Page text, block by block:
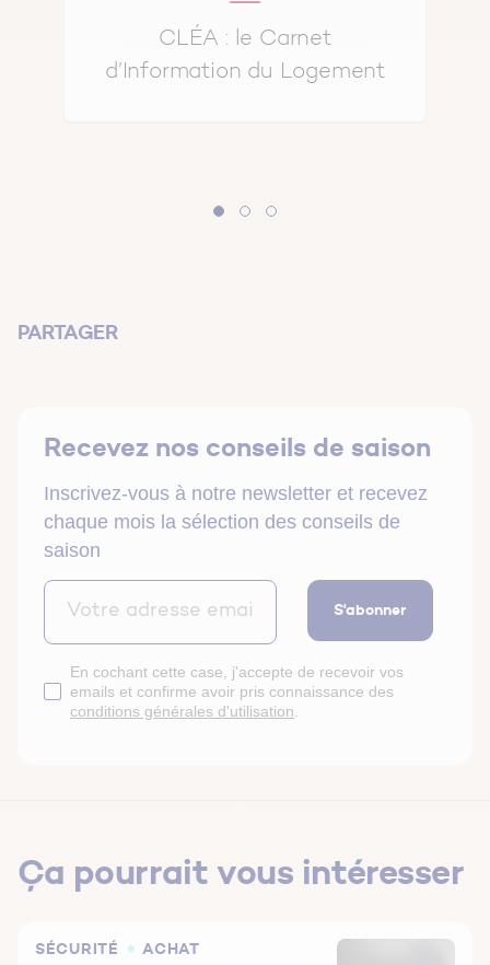
CLÉA : le Carnet
d’Information du Logement
PARTAGER
Recevez nos conseils de saison
Inscrivez-vous à notre newsletter et recevez
chaque mois la sélection des conseils de
saison
S'abonner
En cochant cette case, j'accepte de recevoir vos
emails et confirme avoir pris connaissance des
conditions générales d'utilisation
Ça pourrait vous intéresser
SÉCURITÉ ACHAT